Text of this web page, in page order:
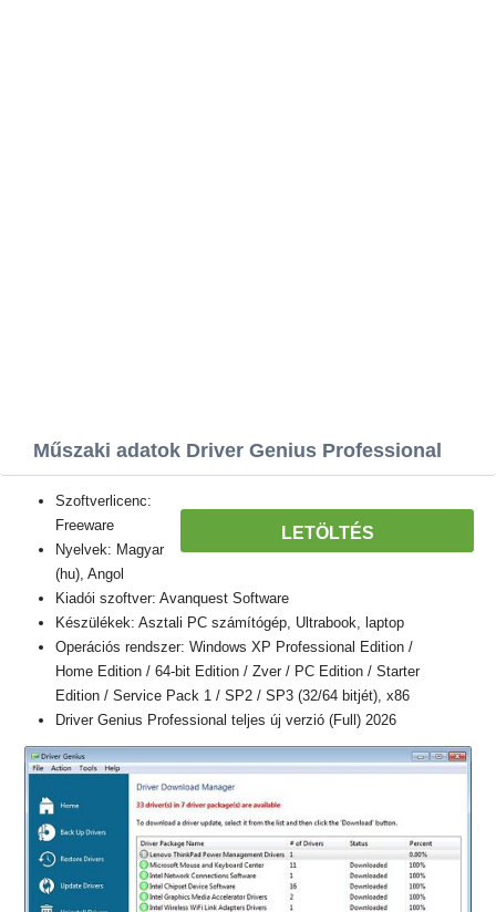
Műszaki adatok Driver Genius Professional
LETÖLTÉS
Szoftverlicenc:
Freeware
Nyelvek: Magyar
(hu), Angol
Kiadói szoftver: Avanquest Software
Készülékek: Asztali PC számítógép, Ultrabook, laptop
Operációs rendszer: Windows XP Professional Edition /
Home Edition / 64-bit Edition / Zver / PC Edition / Starter
Edition / Service Pack 1 / SP2 / SP3 (32/64 bitjét), x86
Driver Genius Professional teljes új verzió (Full) 2026